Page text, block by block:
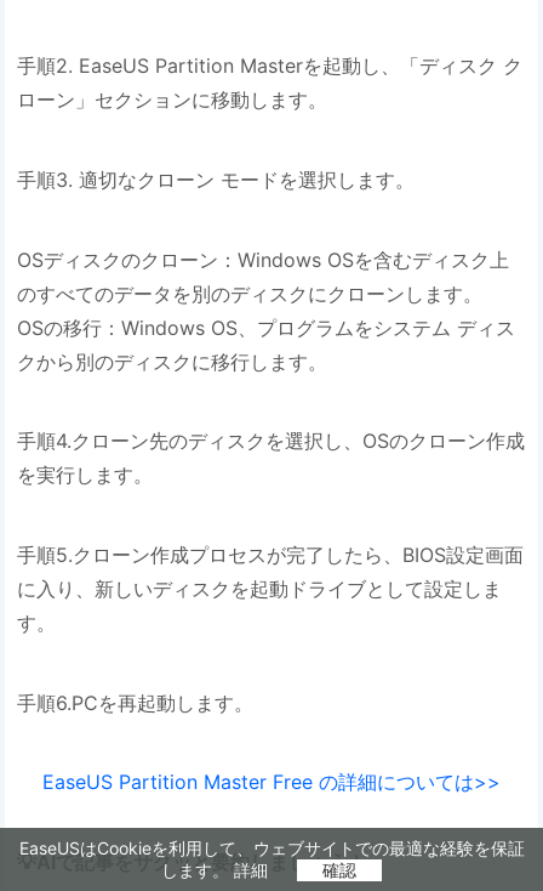
EaseUSはCookieを利用して、ウェブサイトでの最適な経験を保証
します。 詳細 確認
手順2. EaseUS Partition Masterを起動し、「ディスク ク
ローン」セクションに移動します。
手順3. 適切なクローン モードを選択します。
OSディスクのクローン：Windows OSを含むディスク上
のすべてのデータを別のディスクにクローンします。
OSの移行：Windows OS、プログラムをシステム ディス
クから別のディスクに移行します。
手順4.クローン先のディスクを選択し、OSのクローン作成
を実行します。
手順5.クローン作成プロセスが完了したら、BIOS設定画面
に入り、新しいディスクを起動ドライブとして設定しま
す。
手順6.PCを再起動します。
EaseUS Partition Master Free の詳細については>>
💡AIで記事をサクッと要約しましょう！